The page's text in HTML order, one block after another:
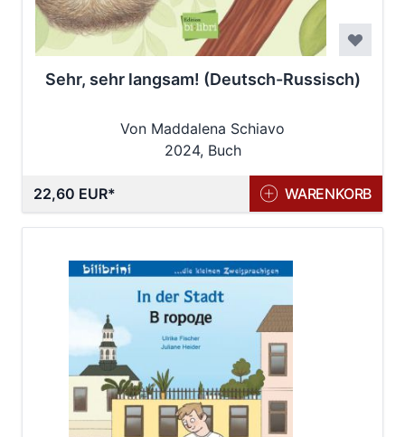
Sehr, sehr langsam! (Deutsch-Russisch)
Von Maddalena Schiavo
2024, Buch
22,60 EUR WARENKORB